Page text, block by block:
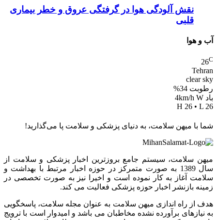
نقش آلودگی هوا در گرفتگی عروق و خطر بیماری
قلبی
آب و هوا
26C
Tehran
clear sky
رطوبت 34%
باد 4km/h W
H 26 • L 26
شما با میهن سلامت، به دنیای پزشکی و سلامت پا می‌گذارید!
میهن سلامت، سیستم جامع بروزترین اخبار پزشکی و سلامت از
سال 1389 به صورت متمرکز در حوزه اخبار مرتبط با بهداشت و
سلامت آغاز به کار نموده است و اخیرا نیز به صورت تخصصی در
زمینه بازنشر اخبار حوزه پزشکی فعالیت می کند.
هدف از راه اندازی میهن سلامت به عنوان مجله سلامت، پاسخگویی
به نیازهای برآورده نشده مخاطبان می باشد و امیدوار است با ترویج